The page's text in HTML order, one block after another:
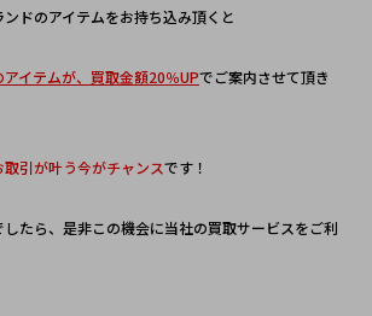
ドのアイテムをお持ち込み頂くと
アイテムが、買取金額20％UPでご案内させて頂き
引が叶う今がチャンスです！
たら、是非この機会に当社の買取サービスをご利